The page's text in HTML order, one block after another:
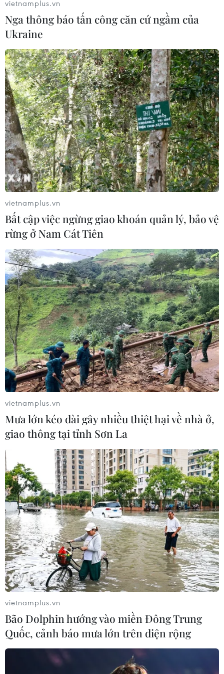
Nước Mỹ tổ chức tưởng niệm 14 năm vụ
khủng bố tấn công 11/9
11/09/2015 23:45
Tròn 14 năm sau ngày xảy ra các vụ tấn công khủng bố
tại nước Mỹ cướp đi sinh mạng của gần 3.000 người,
ngày 11/9, các hoạt động tưởng niệm đã diễn ra tại
nhiều nơi trên nước Mỹ.
vietnamplus.vn
Nga thông báo tấn công căn cứ ngầm của
Ukraine
vietnamplus.vn
Bất cập việc ngừng giao khoán quản lý, bảo vệ
rừng ở Nam Cát Tiên
vietnamplus.vn
Mưa lớn kéo dài gây nhiều thiệt hại về nhà ở,
giao thông tại tỉnh Sơn La
vietnamplus.vn
Bão Dolphin hướng vào miền Đông Trung
Quốc, cảnh báo mưa lớn trên diện rộng